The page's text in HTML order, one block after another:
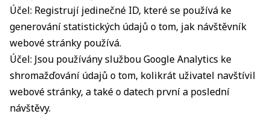
Účel: Registrují jedinečné ID, které se používá ke
generování statistických údajů o tom, jak návštěvník
webové stránky používá.
Účel: Jsou používány službou Google Analytics ke
shromažďování údajů o tom, kolikrát uživatel navštívil
webové stránky, a také o datech první a poslední
návštěvy.